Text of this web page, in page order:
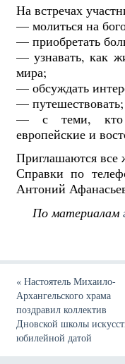
На встречах
— молиться на
— приобретать
— узнавать, как
мира;
— обсуждать
— путешествовать;
— с теми, кто
европейские и
Приглашаются все
Справки по
Антоний
По материалам
«Настоятель Михаило-
Архангельского храма
поздравил коллектив
Дновской школы
юбилейной датой